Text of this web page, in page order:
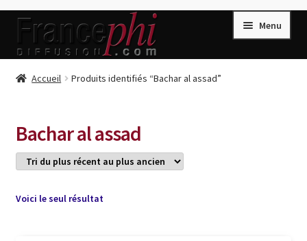
Aller
la
Aller
contenu
Menu
Accueil
Conditions de Vente
Connection
Accueil Produits identifiés “Bachar al assad”
Bachar al assad
Voici le seul résultat